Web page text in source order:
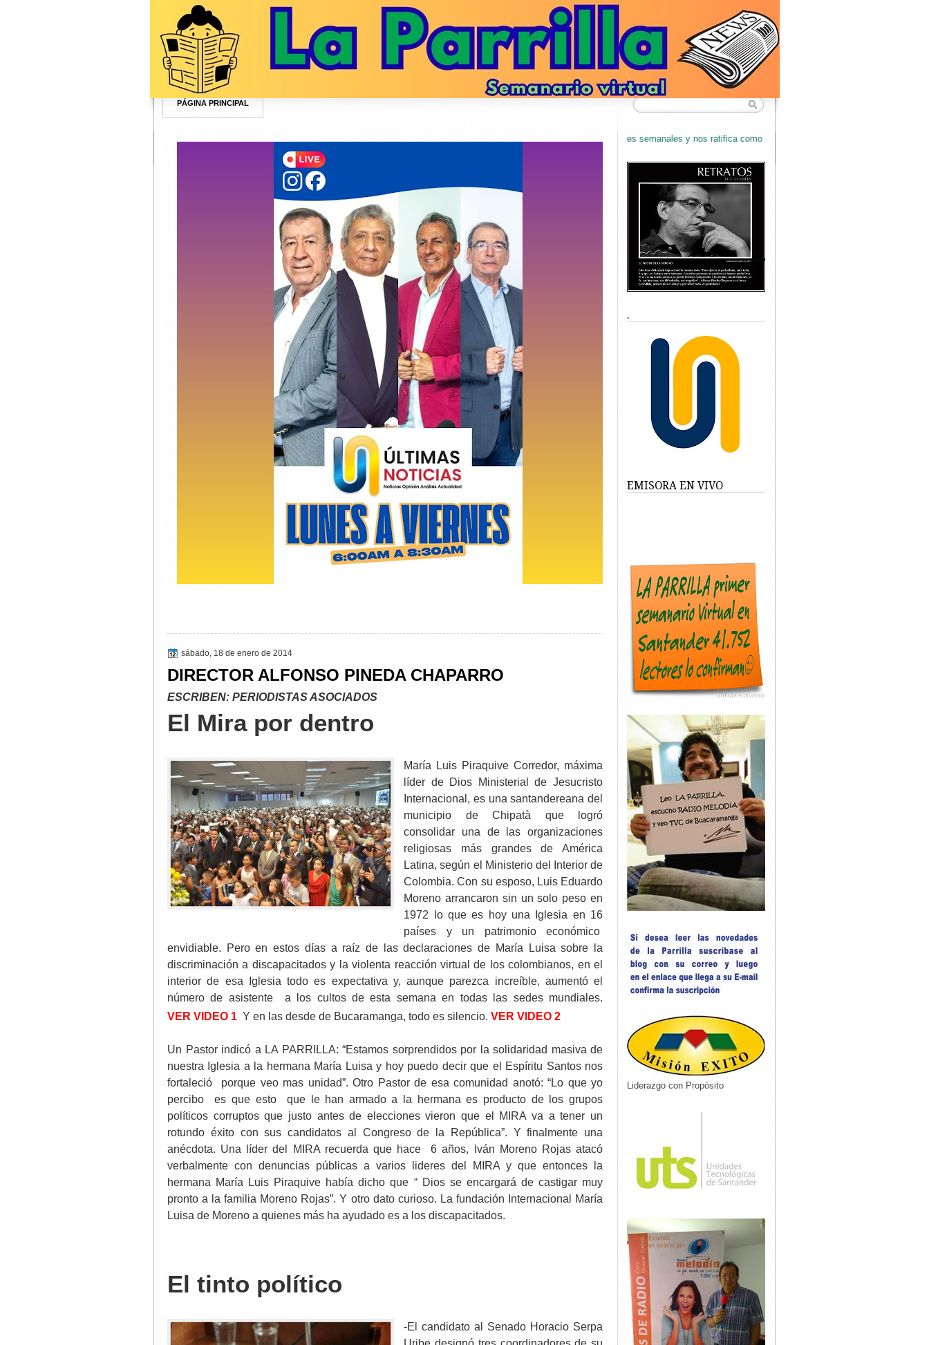
PÁGINA PRINCIPAL
sábado, 18 de enero de 2014
DIRECTOR ALFONSO PINEDA CHAPARRO
ESCRIBEN: PERIODISTAS ASOCIADOS
El Mira por dentro
María Luis Piraquive Corredor, máxima
líder de Dios Ministerial de Jesucristo
Internacional, es una santandereana del
municipio de Chipatà que logró
consolidar una de las organizaciones
religiosas más grandes de América
Latina, según el Ministerio del Interior de
Colombia. Con su esposo, Luis Eduardo
Moreno arrancaron sin un solo peso en
1972 lo que es hoy una Iglesia en 16
países y un patrimonio económico
envidiable. Pero en estos días a raíz de las declaraciones de María Luisa sobre la
discriminación a discapacitados y la violenta reacción virtual de los colombianos, en el
interior de esa Iglesia todo es expectativa y, aunque parezca increíble, aumentó el
número de asistente a los cultos de esta semana en todas las sedes mundiales.
VER VIDEO 1 Y en las desde de Bucaramanga, todo es silencio. VER VIDEO 2
Un Pastor indicó a LA PARRILLA: “Estamos sorprendidos por la solidaridad masiva de
nuestra Iglesia a la hermana María Luisa y hoy puedo decir que el Espíritu Santos nos
fortaleció porque veo mas unidad”. Otro Pastor de esa comunidad anotó: “Lo que yo
percibo es que esto que le han armado a la hermana es producto de los grupos
políticos corruptos que justo antes de elecciones vieron que el MIRA va a tener un
rotundo éxito con sus candidatos al Congreso de la República”. Y finalmente una
anécdota. Una líder del MIRA recuerda que hace 6 años, Iván Moreno Rojas atacó
verbalmente con denuncias públicas a varios lideres del MIRA y que entonces la
hermana María Luis Piraquive había dicho que “ Dios se encargará de castigar muy
pronto a la familia Moreno Rojas”. Y otro dato curioso. La fundación Internacional María
Luisa de Moreno a quienes más ha ayudado es a los discapacitados.
El tinto político
-El candidato al Senado Horacio Serpa
DATANET confirma que hemos superado los 40.000 lectores semanales y nos ratifica como EL BLOG mas leído en SANTANDER
.
EMISORA EN VIVO
Liderazgo con Propósito